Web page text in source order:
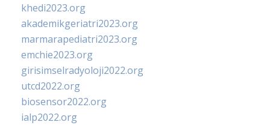
khedi2023.org
akademikgeriatri2023.org
marmarapediatri2023.org
emchie2023.org
girisimselradyoloji2022.org
utcd2022.org
biosensor2022.org
ialp2022.org